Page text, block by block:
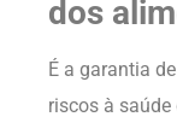
dos
É a garantia
riscos à